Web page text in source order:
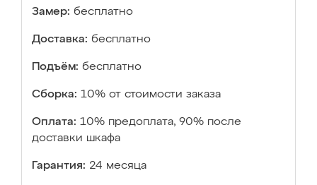
Замер: бесплатно
Доставка: бесплатно
Подъём: бесплатно
Сборка: 10% от стоимости заказа
Оплата: 10% предоплата, 90% после
доставки шкафа
Гарантия: 24 месяца